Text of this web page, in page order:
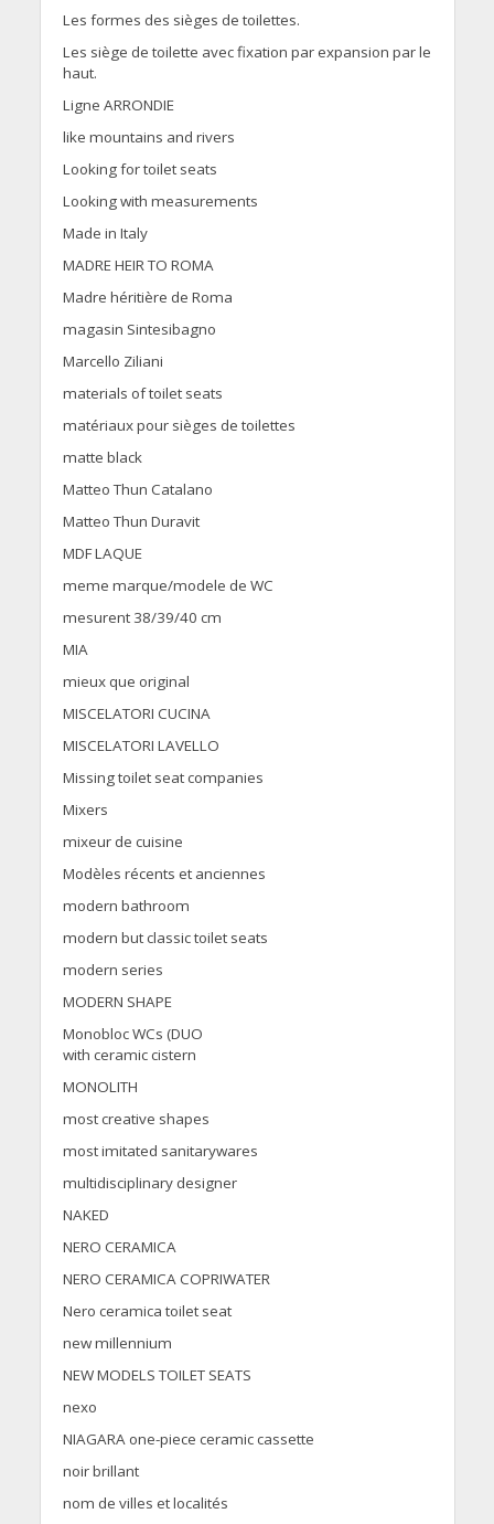
Les formes des sièges de toilettes.
Les siège de toilette avec fixation par expansion par le
haut.
Ligne ARRONDIE
like mountains and rivers
Looking for toilet seats
Looking with measurements
Made in Italy
MADRE HEIR TO ROMA
Madre héritière de Roma
magasin Sintesibagno
Marcello Ziliani
materials of toilet seats
matériaux pour sièges de toilettes
matte black
Matteo Thun Catalano
Matteo Thun Duravit
MDF LAQUE
meme marque/modele de WC
mesurent 38/39/40 cm
MIA
mieux que original
MISCELATORI CUCINA
MISCELATORI LAVELLO
Missing toilet seat companies
Mixers
mixeur de cuisine
Modèles récents et anciennes
modern bathroom
modern but classic toilet seats
modern series
MODERN SHAPE
Monobloc WCs (DUO
with ceramic cistern
MONOLITH
most creative shapes
most imitated sanitarywares
multidisciplinary designer
NAKED
NERO CERAMICA
NERO CERAMICA COPRIWATER
Nero ceramica toilet seat
new millennium
NEW MODELS TOILET SEATS
nexo
NIAGARA one-piece ceramic cassette
noir brillant
nom de villes et localités